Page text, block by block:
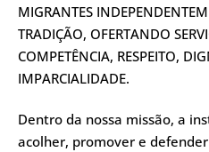
MIGRANTES
TRADIÇÃO, OFERTANDO
COMPETÊNCIA, RESPEITO,
IMPARCIALIDADE.
Dentro da nossa missão, a
acolher, promover e